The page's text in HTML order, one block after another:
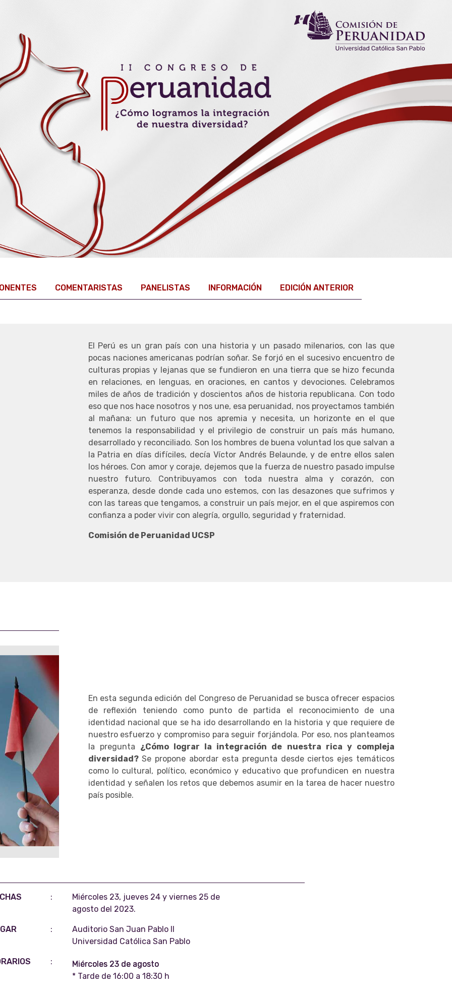
COMENTARISTAS PANELISTAS INFORMACIÓN EDICIÓN ANTERIOR
El Perú es un gran país con una historia y un pasado milenarios, con las que
pocas naciones americanas podrían soñar. Se forjó en el sucesivo encuentro de
culturas propias y lejanas que se fundieron en una tierra que se hizo fecunda
en relaciones, en lenguas, en oraciones, en cantos y devociones. Celebramos
miles de años de tradición y doscientos años de historia republicana. Con todo
eso que nos hace nosotros y nos une, esa peruanidad, nos proyectamos también
al mañana: un futuro que nos apremia y necesita, un horizonte en el que
tenemos la responsabilidad y el privilegio de construir un país más humano,
desarrollado y reconciliado. Son los hombres de buena voluntad los que salvan a
la Patria en días difíciles, decía Víctor Andrés Belaunde, y de entre ellos salen
los héroes. Con amor y coraje, dejemos que la fuerza de nuestro pasado impulse
nuestro futuro. Contribuyamos con toda nuestra alma y corazón, con
esperanza, desde donde cada uno estemos, con las desazones que sufrimos y
con las tareas que tengamos, a construir un país mejor, en el que aspiremos con
confianza a poder vivir con alegría, orgullo, seguridad y fraternidad.
Comisión de Peruanidad UCSP
En esta segunda edición del Congreso de Peruanidad se busca ofrecer espacios
de reflexión teniendo como punto de partida el reconocimiento de una
identidad nacional que se ha ido desarrollando en la historia y que requiere de
nuestro esfuerzo y compromiso para seguir forjándola. Por eso, nos planteamos
la pregunta ¿Cómo lograr la integración de nuestra rica y compleja
diversidad?Se propone abordar esta pregunta desde ciertos ejes temáticos
como lo cultural, político, económico y educativo que profundicen en nuestra
identidad y señalen los retos que debemos asumir en la tarea de hacer nuestro
país posible.
:
Miércoles 23, jueves 24 y viernes 25 de
agosto del 2023.
:
Auditorio San Juan Pablo II
Universidad Católica San Pablo
:
Miércoles 23 de agosto
* Tarde de 16:00 a 18:30 h